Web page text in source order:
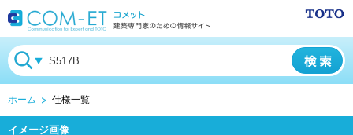
ホーム 仕様一覧
イメージ画像